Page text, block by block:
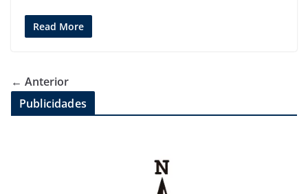
Read More
← Anterior
Publicidades